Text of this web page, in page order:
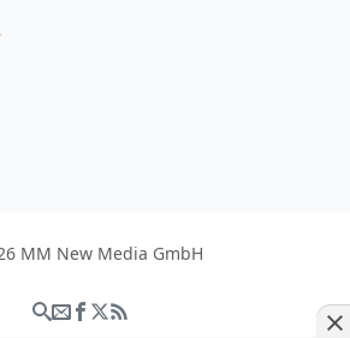
MM New Media GmbH